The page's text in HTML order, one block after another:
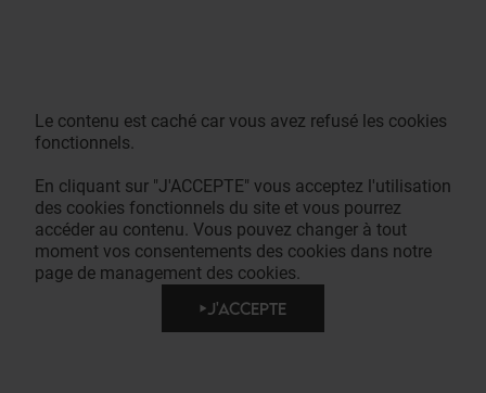
Le contenu est caché car vous avez refusé les cookies
fonctionnels.
En cliquant sur "J'ACCEPTE" vous acceptez l'utilisation
des cookies fonctionnels du site et vous pourrez
accéder au contenu. Vous pouvez changer à tout
moment vos consentements des cookies dans notre
page de management des cookies.
J'ACCEPTE